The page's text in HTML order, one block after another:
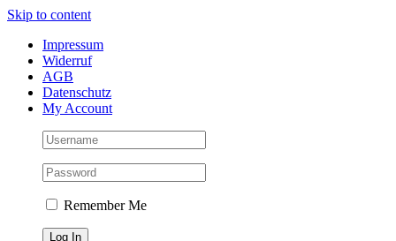
Skip to content
Impressum
Widerruf
AGB
Datenschutz
My Account
Remember Me